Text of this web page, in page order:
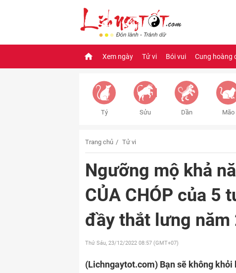
Xem ngày Tử vi Bói vui Cung hoàng
Tý Sửu Dần Mão
Trang chủ Tử vi
Ngưỡng mộ khả
CỦA CHÓP của 5
đầy thắt lưng năm
Thứ Sáu, 23/12/2022 08:57 (GMT+07)
(Lichngaytot.com) Bạn sẽ không